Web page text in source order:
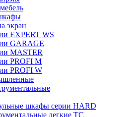
экран
EXPERT WS
GARAGE
MASTER
PROFI M
PROFI W
шкафы серии HARD
легкие ТС